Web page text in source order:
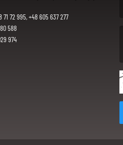
71 72 995, +48 605 637 277
588
974